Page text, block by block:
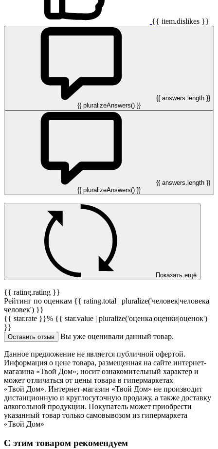
{{ item.dislikes }}
{{ answers.length }}
{{ pluralizeAnswers() }}
{{ answers.length }}
{{ pluralizeAnswers() }}
Показать ещё
{{ rating.rating }}
Рейтинг по оценкам {{ rating.total | pluralize('человек|человека|
человек') }}
{{ star.rate }}% {{ star.value | pluralize('оценка|оценки|оценок')
}}
Оставить отзыв Вы уже оценивали данный товар.
Данное предложение не является публичной офертой.
Информация о цене товара, размещенная на сайте интернет-
магазина «Твой Дом», носит ознакомительный характер и
может отличаться от цены товара в гипермаркетах
«Твой Дом». Интернет-магазин «Твой Дом» не производит
дистанционную и круглосуточную продажу, а также доставку
алкогольной продукции. Покупатель может приобрести
указанный товар только самовывозом из гипермаркета
«Твой Дом»
С этим товаром рекомендуем